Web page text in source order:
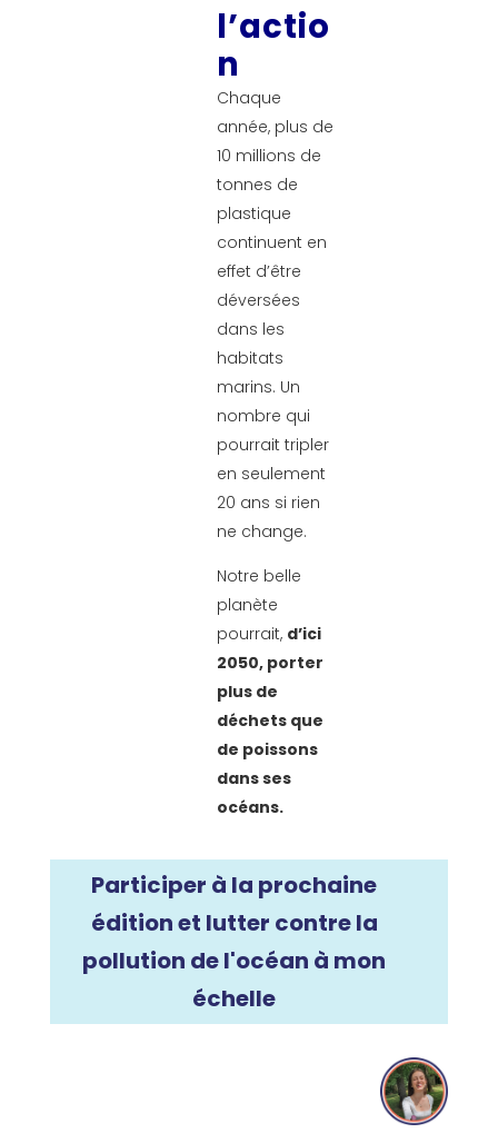
l’actio
n
Chaque
année, plus de
10 millions de
tonnes de
plastique
continuent en
effet d’être
déversées
dans les
habitats
marins. Un
nombre qui
pourrait tripler
en seulement
20 ans si rien
ne change.
Notre belle
planète
pourrait, d’ici
2050, porter
plus de
déchets que
de poissons
dans ses
océans.
Participer à la prochaine
édition et lutter contre la
pollution de l'océan à mon
échelle